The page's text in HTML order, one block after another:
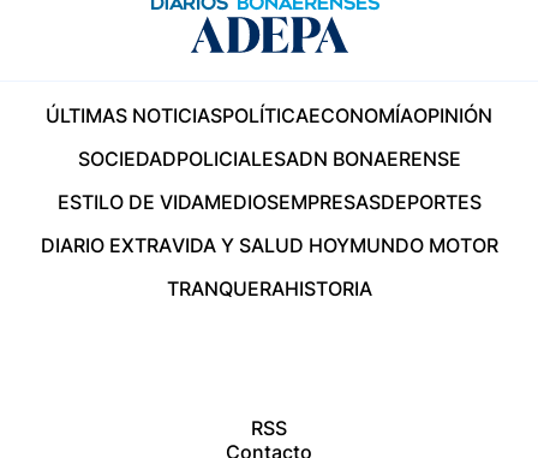
ÚLTIMAS NOTICIASPOLÍTICAECONOMÍAOPINIÓN
SOCIEDADPOLICIALESADN BONAERENSE
ESTILO DE VIDAMEDIOSEMPRESASDEPORTES
DIARIO EXTRAVIDA Y SALUD HOYMUNDO MOTOR
TRANQUERAHISTORIA
RSS
Contacto